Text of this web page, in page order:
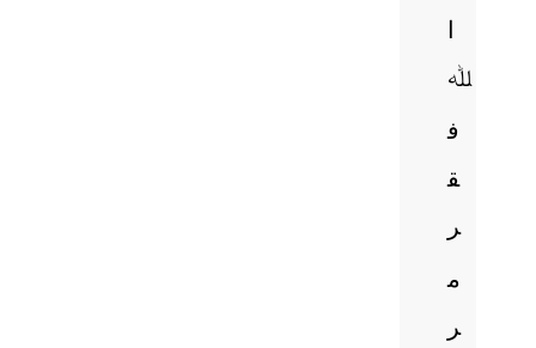
ا
ﷲ
ف
ق
ر
م
ر